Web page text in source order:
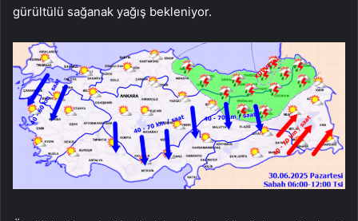
gürültülü sağanak yağış bekleniyor.